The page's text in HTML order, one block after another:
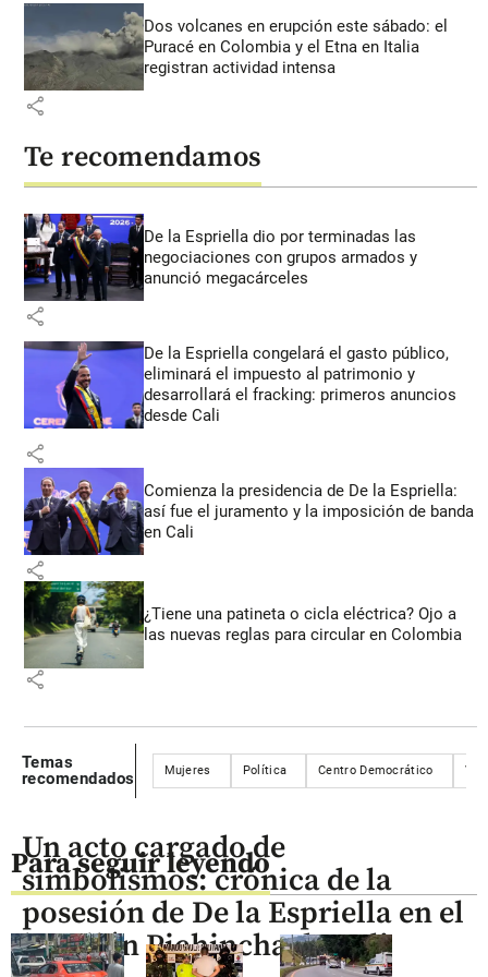
Dos volcanes en erupción este sábado: el
Puracé en Colombia y el Etna en Italia
registran actividad intensa
share
Te recomendamos
De la Espriella dio por terminadas las
negociaciones con grupos armados y
anunció megacárceles
share
De la Espriella congelará el gasto público,
eliminará el impuesto al patrimonio y
desarrollará el fracking: primeros anuncios
desde Cali
share
Comienza la presidencia de De la Espriella:
así fue el juramento y la imposición de banda
en Cali
share
¿Tiene una patineta o cicla eléctrica? Ojo a
las nuevas reglas para circular en Colombia
share
Temas
recomendados
Mujeres Política Centro Democrático
Para seguir leyendo
Un acto cargado de
simbolismos: crónica de la
posesión de De la Espriella en el
batallón Pichincha de Cali